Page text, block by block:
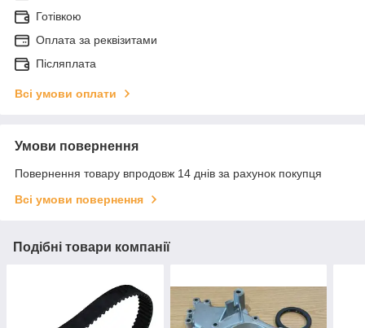
Готівкою
Оплата за реквізитами
Післяплата
Всі умови оплати
Умови повернення
Повернення товару впродовж 14 днів за рахунок покупця
Всі умови повернення
Подібні товари компанії